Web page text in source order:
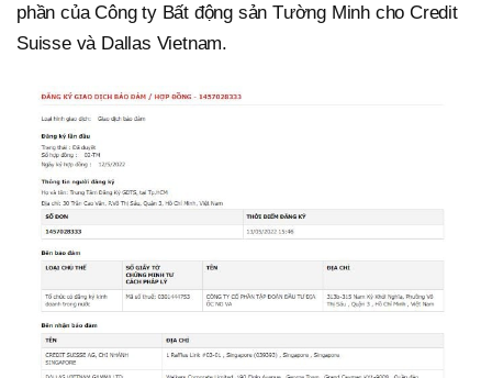
phần của Công ty Bất động sản Tường Minh cho Credit
Suisse và Dallas Vietnam.